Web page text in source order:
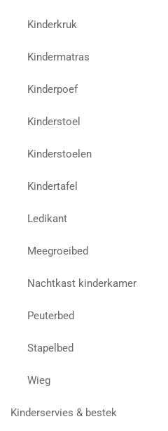
Kinderkruk
Kindermatras
Kinderpoef
Kinderstoel
Kinderstoelen
Kindertafel
Ledikant
Meegroeibed
Nachtkast kinderkamer
Peuterbed
Stapelbed
Wieg
Kinderservies & bestek